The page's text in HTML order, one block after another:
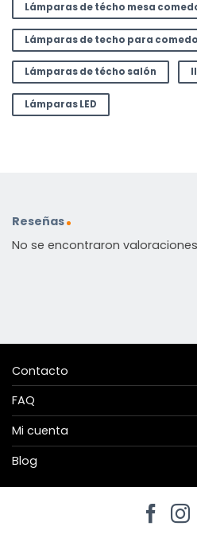
Lámparas de técho mesa
Lámparas de techo para
Lámparas de técho salón
Lámparas LED
Reseñas
No se encontraron
Contacto
FAQ
Mi cuenta
Blog